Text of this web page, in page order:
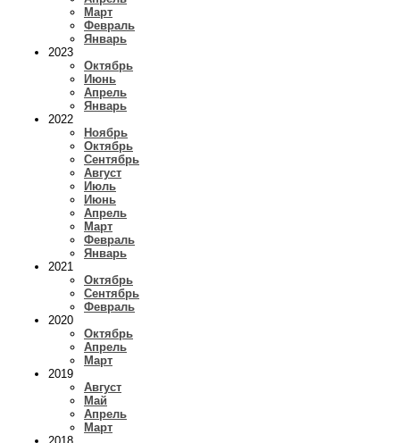
Март
Февраль
Январь
2023
Октябрь
Июнь
Апрель
Январь
2022
Ноябрь
Октябрь
Сентябрь
Август
Июль
Июнь
Апрель
Март
Февраль
Январь
2021
Октябрь
Сентябрь
Февраль
2020
Октябрь
Апрель
Март
2019
Август
Май
Апрель
Март